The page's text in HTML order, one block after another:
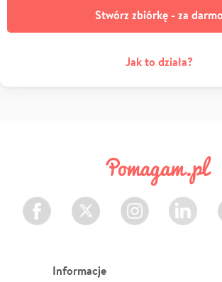
Stwórz zbiórkę - za darmo
Jak to działa?
Facebook Twitter Instagram LinkedIn
Informacje